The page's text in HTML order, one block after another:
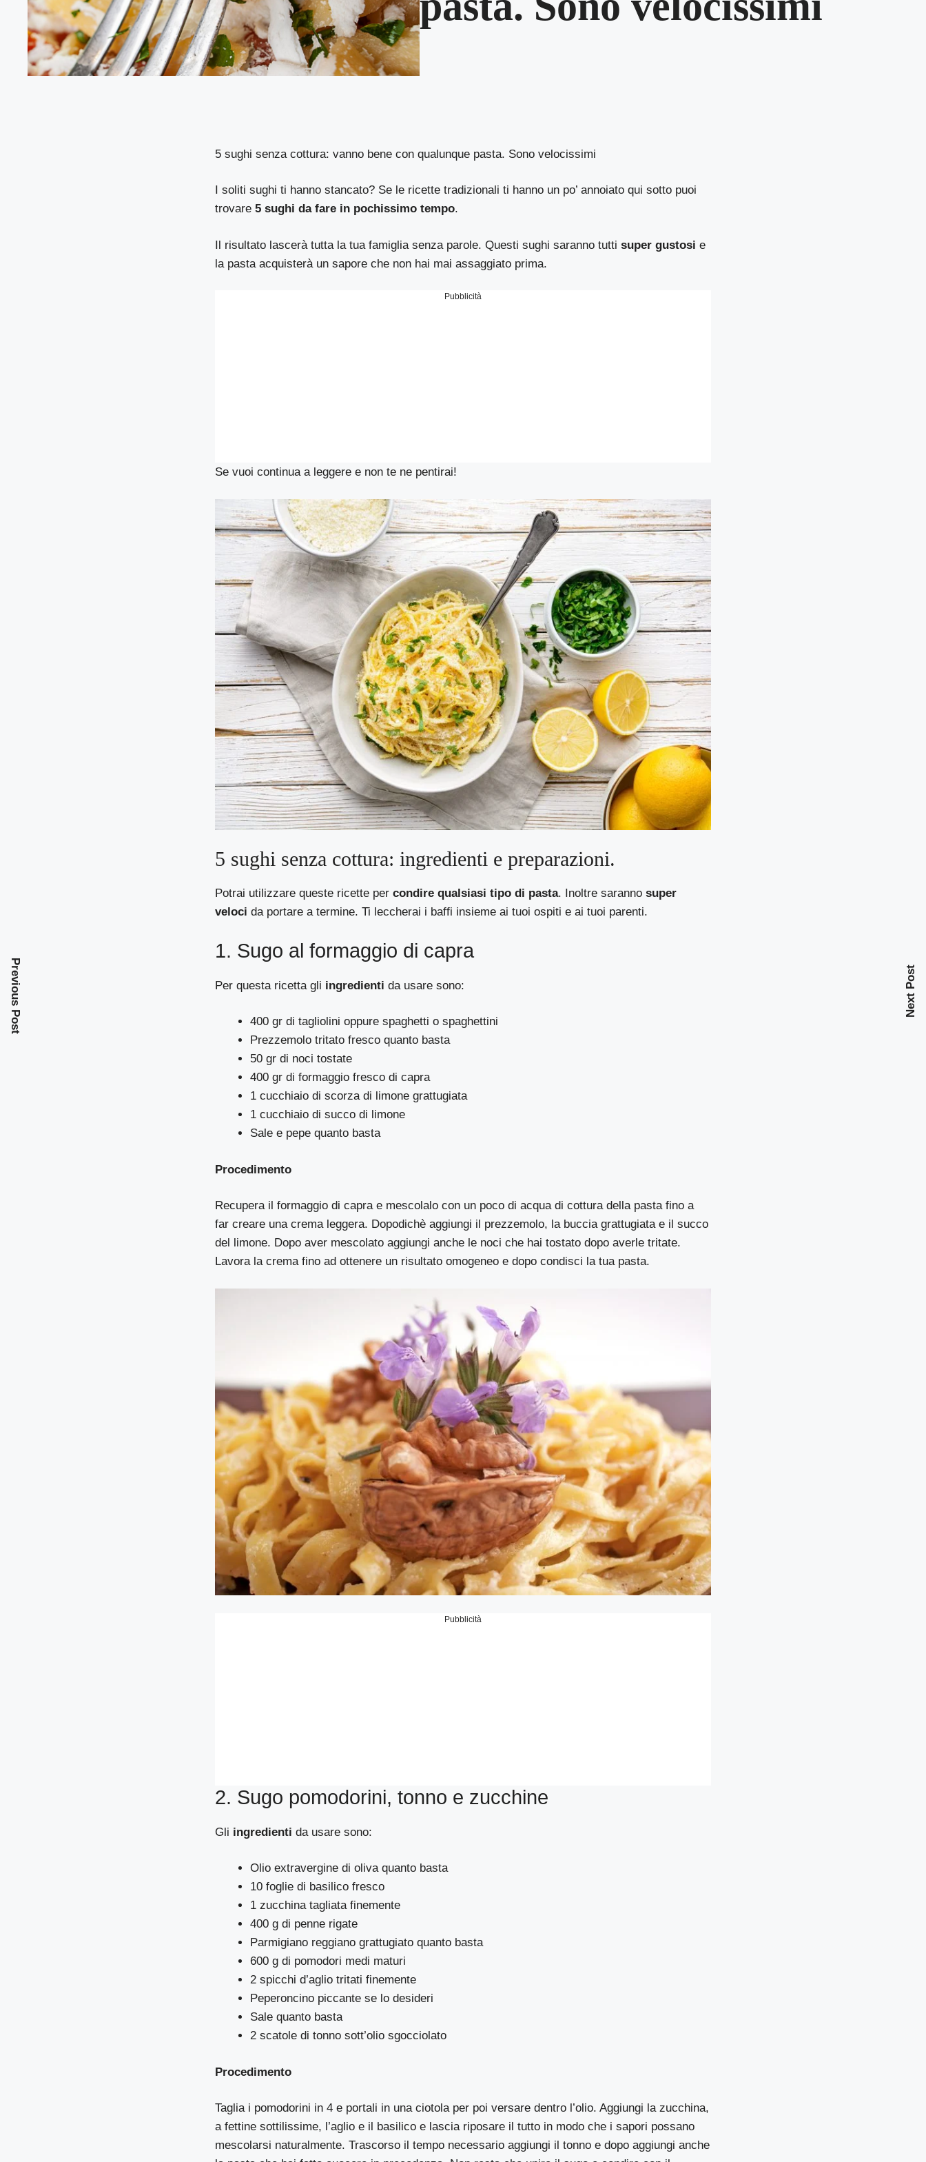
5 sughi senza cottura: vanno bene con qualunque pasta. Sono velocissimi
I soliti sughi ti hanno stancato? Se le ricette tradizionali ti hanno un po’ annoiato qui sotto puoi
trovare 5 sughi da fare in pochissimo tempo.
Il risultato lascerà tutta la tua famiglia senza parole. Questi sughi saranno tuttisuper gustosi e
la pasta acquisterà un sapore che non hai mai assaggiato prima.
Pubblicità
Se vuoi continua a leggere e non te ne pentirai!
5 sughi senza cottura: ingredienti e preparazioni.
Potrai utilizzare queste ricette percondire qualsiasi tipo di pasta. Inoltre saranno super
veloci da portare a termine. Ti leccherai i baffi insieme ai tuoi ospiti e ai tuoi parenti.
1. Sugo al formaggio di capra
Per questa ricetta gli ingredienti da usare sono:
400 gr di tagliolini oppure spaghetti o spaghettini
Prezzemolo tritato fresco quanto basta
50 gr di noci tostate
400 gr di formaggio fresco di capra
1 cucchiaio di scorza di limone grattugiata
1 cucchiaio di succo di limone
Sale e pepe quanto basta
Procedimento
Recupera il formaggio di capra e mescolalo con un poco di acqua di cottura della pasta fino a
far creare una crema leggera. Dopodichè aggiungi il prezzemolo, la buccia grattugiata e il succo
del limone. Dopo aver mescolato aggiungi anche le noci che hai tostato dopo averle tritate.
Lavora la crema fino ad ottenere un risultato omogeneo e dopo condisci la tua pasta.
Pubblicità
2. Sugo pomodorini, tonno e zucchine
Gli ingredienti da usare sono:
Olio extravergine di oliva quanto basta
10 foglie di basilico fresco
1 zucchina tagliata finemente
400 g di penne rigate
Parmigiano reggiano grattugiato quanto basta
600 g di pomodori medi maturi
2 spicchi d’aglio tritati finemente
Peperoncino piccante se lo desideri
Sale quanto basta
2 scatole di tonno sott’olio sgocciolato
Procedimento
Taglia i pomodorini in 4 e portali in una ciotola per poi versare dentro l’olio. Aggiungi la zucchina,
a fettine sottilissime, l’aglio e il basilico e lascia riposare il tutto in modo che i sapori possano
mescolarsi naturalmente. Trascorso il tempo necessario aggiungi il tonno e dopo aggiungi anche
Previous Post Next Post